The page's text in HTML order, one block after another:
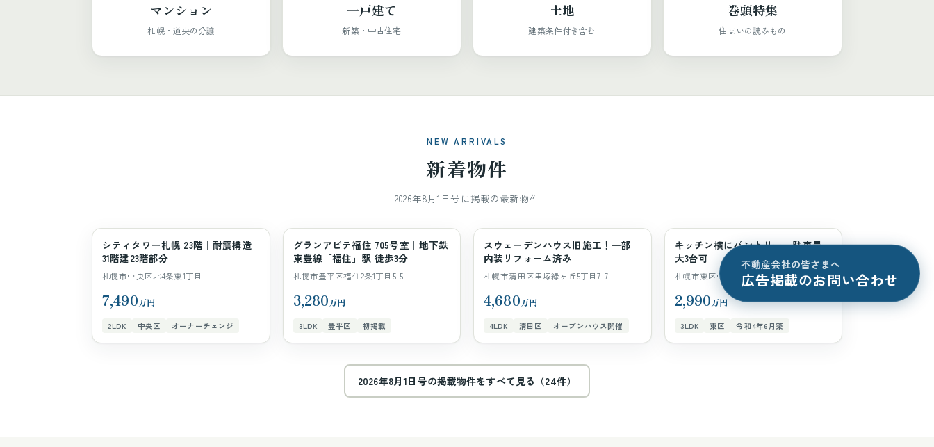
マンション
札幌・道央の分譲
一戸建て
新築・中古住宅
土地
建築条件付き含む
巻頭特集
住まいの読みもの
NEW ARRIVALS
新着物件
2026年8月1日号に掲載の最新物件
マンション
シティタワー札幌 23階｜耐震構造
31階建23階部分
札幌市中央区北4条東1丁目
7,490万円
2LDK 中央区 オーナーチェンジ
マンション
グランアビテ福住 705号室｜地下鉄
東豊線「福住」駅 徒歩3分
札幌市豊平区福住2条1丁目5-5
3,280万円
3LDK 豊平区 初掲載
一戸建て
スウェーデンハウス旧施工！一部
内装リフォーム済み
札幌市清田区里塚緑ヶ丘5丁目7-7
4,680万円
4LDK 清田区 オープンハウス開催
一戸建て
キッチン横にパントリー、駐車最
大3台可
札幌市東区中沼1条3丁目3-6
2,990万円
3LDK 東区 令和4年6月築
2026年8月1日号の掲載物件をすべて見る（24件）
不動産会社の皆さまへ
広告掲載のお問い合わせ